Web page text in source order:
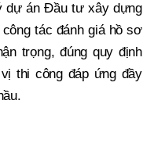
dự án Đầu tư xây dựng
tác đánh giá hồ sơ
trọng, đúng quy định
thi công đáp ứng đầy